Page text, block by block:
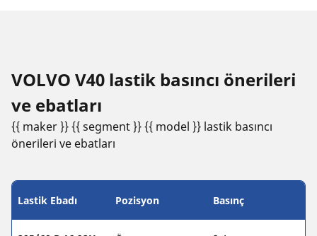
VOLVO V40 lastik basıncı öneri̇leri̇
ve ebatları
{{ maker }} {{ segment }} {{ model }} lastik basıncı
öneri̇leri̇ ve ebatları
Lastik Ebadı Pozisyon Basınç